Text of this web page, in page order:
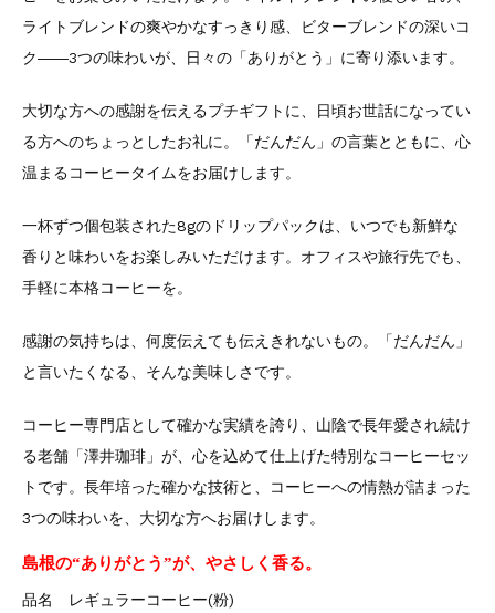
ライトブレンドの爽やかなすっきり感、ビターブレンドの深いコ
ク――3つの味わいが、日々の「ありがとう」に寄り添います。
大切な方への感謝を伝えるプチギフトに、日頃お世話になってい
る方へのちょっとしたお礼に。「だんだん」の言葉とともに、心
温まるコーヒータイムをお届けします。
一杯ずつ個包装された8gのドリップパックは、いつでも新鮮な
香りと味わいをお楽しみいただけます。オフィスや旅行先でも、
手軽に本格コーヒーを。
感謝の気持ちは、何度伝えても伝えきれないもの。「だんだん」
と言いたくなる、そんな美味しさです。
コーヒー専門店として確かな実績を誇り、山陰で長年愛され続け
る老舗「澤井珈琲」が、心を込めて仕上げた特別なコーヒーセッ
トです。長年培った確かな技術と、コーヒーへの情熱が詰まった
3つの味わいを、大切な方へお届けします。
島根の“ありがとう”が、やさしく香る。
品名 レギュラーコーヒー(粉)